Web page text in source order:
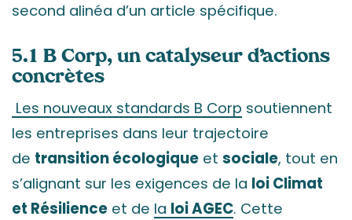
second alinéa d’un article spécifique.
5.1 B Corp, un catalyseur d’actions
concrètes
Les nouveaux standards B Corp soutiennent
les entreprises dans leur trajectoire
de transition écologique et sociale, tout en
s’alignant sur les exigences de la loi Climat
et Résilience et de la loi AGEC. Cette